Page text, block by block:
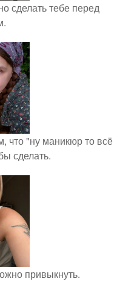
сделать тебе перед
что "ну маникюр то всё
сделать.
привыкнуть.